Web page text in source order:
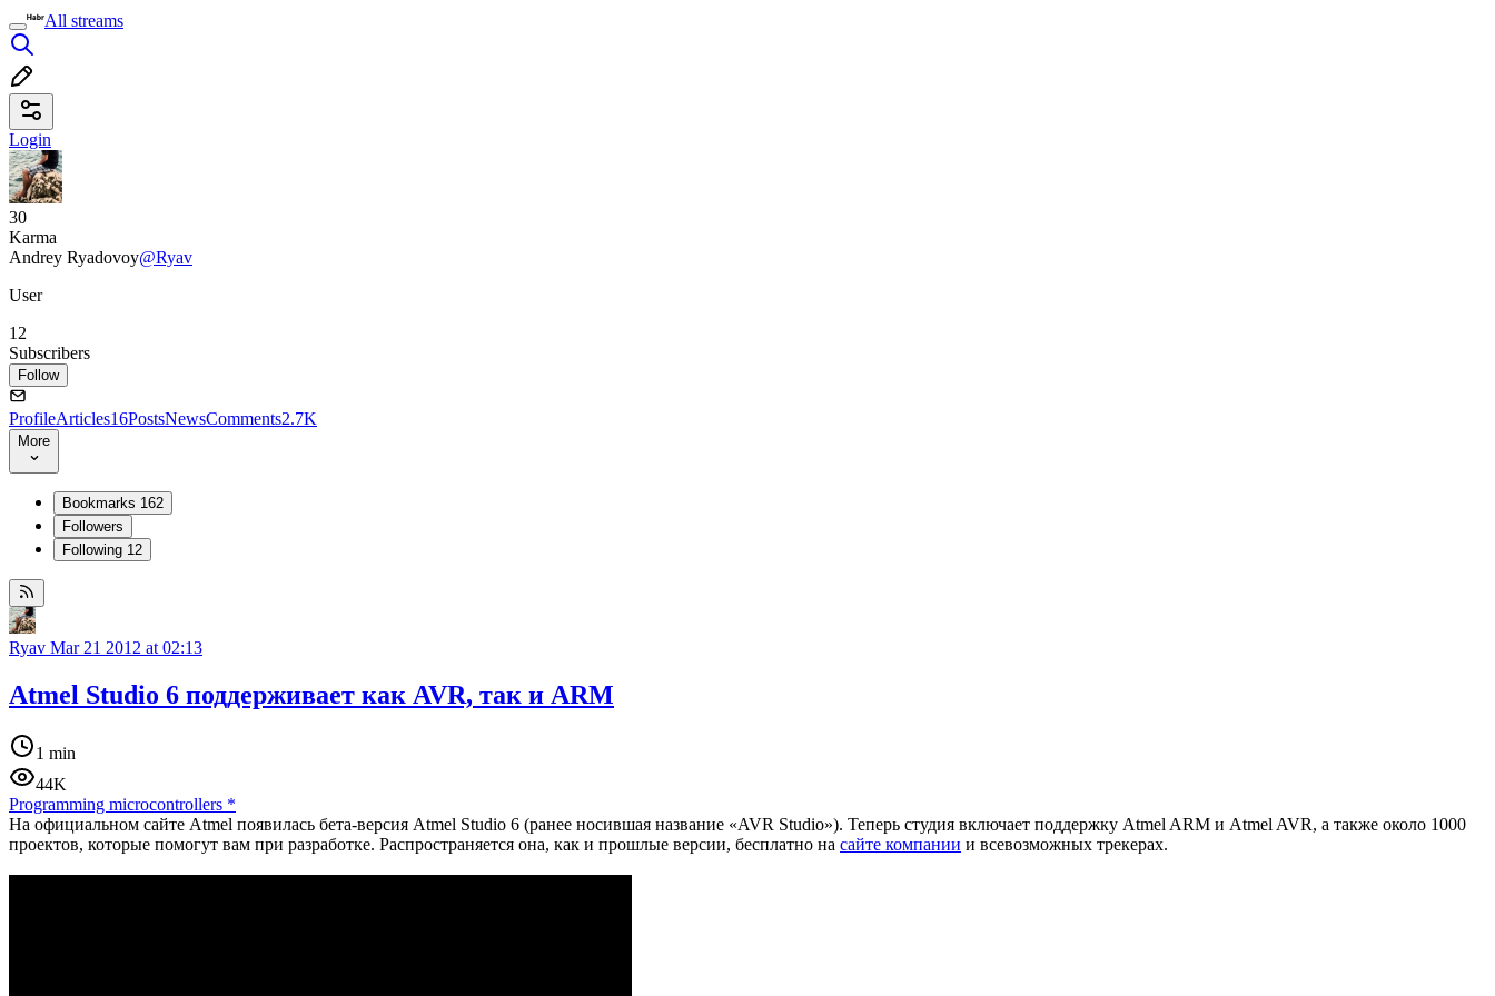
All streams
Login
30
Karma
Andrey Ryadovoy@Ryav
User
12
Subscribers
Follow
ProfileArticles16PostsNewsComments2.7K
More
Bookmarks 162
Followers
Following 12
Ryav Mar 21 2012 at 02:13
Atmel Studio 6 поддерживает как AVR, так и ARM
1 min
44K
Programming microcontrollers *
На официальном сайте Atmel появилась бета-версия Atmel Studio 6 (ранее носившая название «AVR Studio»). Теперь студия включает поддержку Atmel ARM и Atmel AVR, а также около 1000
проектов, которые помогут вам при разработке. Распространяется она, как и прошлые версии, бесплатно на сайте компании и всевозможных трекерах.